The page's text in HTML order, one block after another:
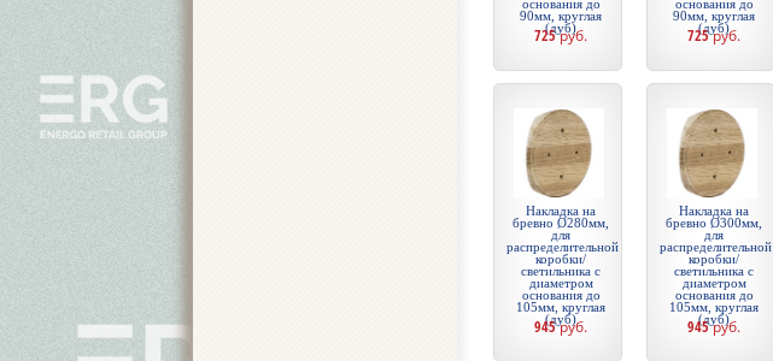
основания до
90мм, круглая
(дуб)
725руб.
основания до
90мм, круглая
(дуб)
725руб.
Накладка на
бревно Ø280мм,
для
распределительной
коробки/
светильника с
диаметром
основания до
105мм, круглая
(дуб)
945руб.
Накладка на
бревно Ø300мм,
для
распределительной
коробки/
светильника с
диаметром
основания до
105мм, круглая
(дуб)
945руб.